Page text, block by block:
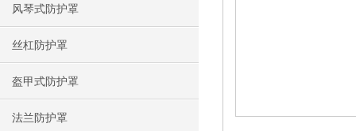
风琴式防护罩
丝杠防护罩
盔甲式防护罩
法兰防护罩